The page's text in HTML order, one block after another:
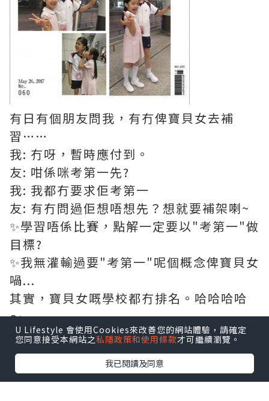
有日有個朋友問我，有冇俾寶貝女去補
習……
我: 冇呀，暫時應付到。
友: 咁係咪考第一先?
我: 我都冇要求佢考第一
友: 有冇問過佢想唔想先？想就要補架喇~
✨學習唔係比賽，點解一定要以"考第一"做
目標?
✨我無灌輸過要"考第一"呢個概念俾寶貝女
喎...
其實，寶貝女嘅學校都冇排名。哈哈哈哈
～
~希晴媽媽與寶貝女～facebook連結
U Lifestyle 會使用Cookies來改善您的網站體驗，請確定
您同意接受本網站之私隱政策和使用條款才可繼續瀏覽。
我已閱讀及同意